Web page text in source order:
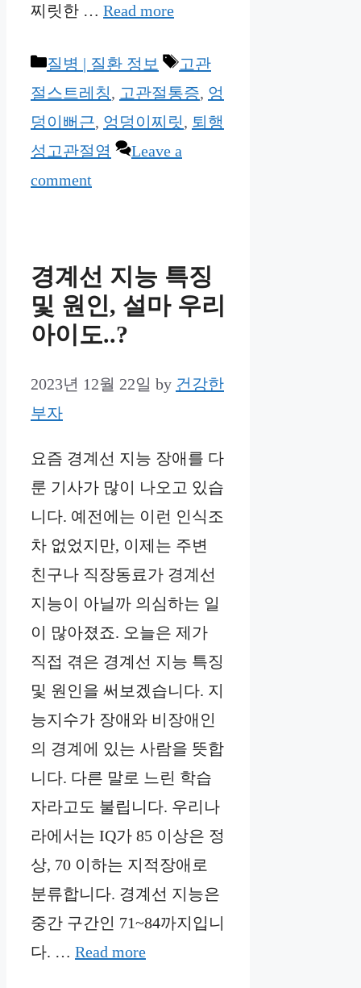
찌릿한 … Read more
Categories
질병 | 질환 정보 Tags
고관
절스트레칭, 고관절통증, 엉
덩이뻐근, 엉덩이찌릿, 퇴행
성고관절염
Leave a
comment
경계선 지능 특징
및 원인, 설마 우리
아이도..?
2023년 12월 22일 by 건강한
부자
요즘 경계선 지능 장애를 다
룬 기사가 많이 나오고 있습
니다. 예전에는 이런 인식조
차 없었지만, 이제는 주변
친구나 직장동료가 경계선
지능이 아닐까 의심하는 일
이 많아졌죠. 오늘은 제가
직접 겪은 경계선 지능 특징
및 원인을 써보겠습니다. 지
능지수가 장애와 비장애인
의 경계에 있는 사람을 뜻합
니다. 다른 말로 느린 학습
자라고도 불립니다. 우리나
라에서는 IQ가 85 이상은 정
상, 70 이하는 지적장애로
분류합니다. 경계선 지능은
중간 구간인 71~84까지입니
다. … Read more